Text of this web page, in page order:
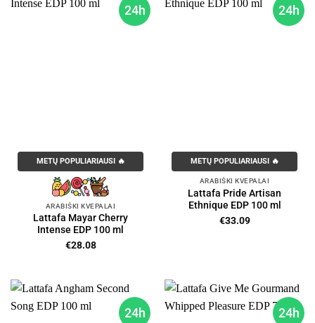
24h
METŲ POPULIARIAUSI 🔥
ARABIŠKI KVEPALAI
Lattafa Mayar Cherry
Intense EDP 100 ml
€28.08
24h
METŲ POPULIARIAUSI 🔥
ARABIŠKI KVEPALAI
Lattafa Pride Artisan
Ethnique EDP 100 ml
€33.09
24h 24h